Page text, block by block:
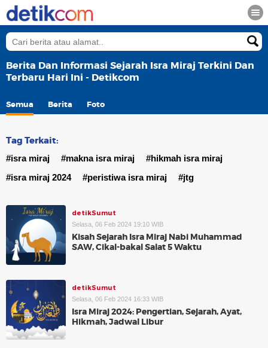
Berita Dan Informasi Sejarah Isra Miraj Terkini Dan
Terbaru Hari Ini - Detikcom
Semua Berita Foto
Tag Terkait:
#isra miraj #makna isra miraj
#hikmah isra miraj
#isra miraj 2024
#peristiwa isra miraj #jtg
detikSumut
Selasa, 06 Feb 2024 19:10 WIB
Kisah Sejarah Isra Miraj Nabi Muhammad
SAW, Cikal-bakal Salat 5 Waktu
detikSumut
Selasa, 06 Feb 2024 16:33 WIB
Isra Miraj 2024: Pengertian, Sejarah, Ayat,
Hikmah, Jadwal Libur